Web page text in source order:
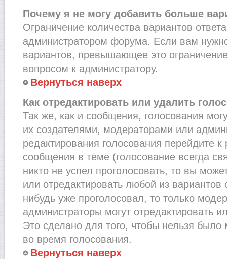
Почему я не могу добавить больше
Ограничение количества вариантов
администратором форума. Если вам
вариантов, превышающее это
вопросом к администратору.
Вернуться наверх
Как отредактировать или удалить
Так же, как и сообщения, голосования
их создателями, модераторами или
редактирования голосования перейдите
сообщения в теме (голосование всегда
никто не успел проголосовать, то вы
или отредактировать любой из вариантов
нибудь уже проголосовал, то только
администраторы могут отредактировать
Это сделано для того, чтобы нельзя было
во время голосования.
Вернуться наверх